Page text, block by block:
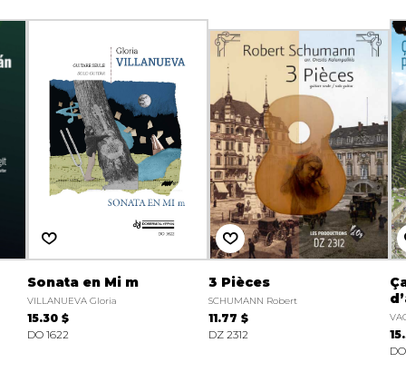
Sonata en Mi m
VILLANUEVA Gloria
15.30 $
DO 1622
3 Pièces
SCHUMANN Robert
11.77 $
DZ 2312